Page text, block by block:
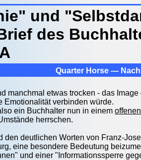
und
des
Quarter Horse —
manchmal etwas trocken - das
Emotionalität verbinden würde.
ein Buchhalter nun in einem
herrschen.
den deutlichen Worten von Franz-
eine besondere Bedeutung
und einer "Informationssperre